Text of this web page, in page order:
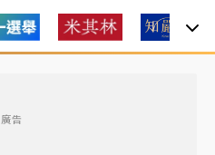
廣告